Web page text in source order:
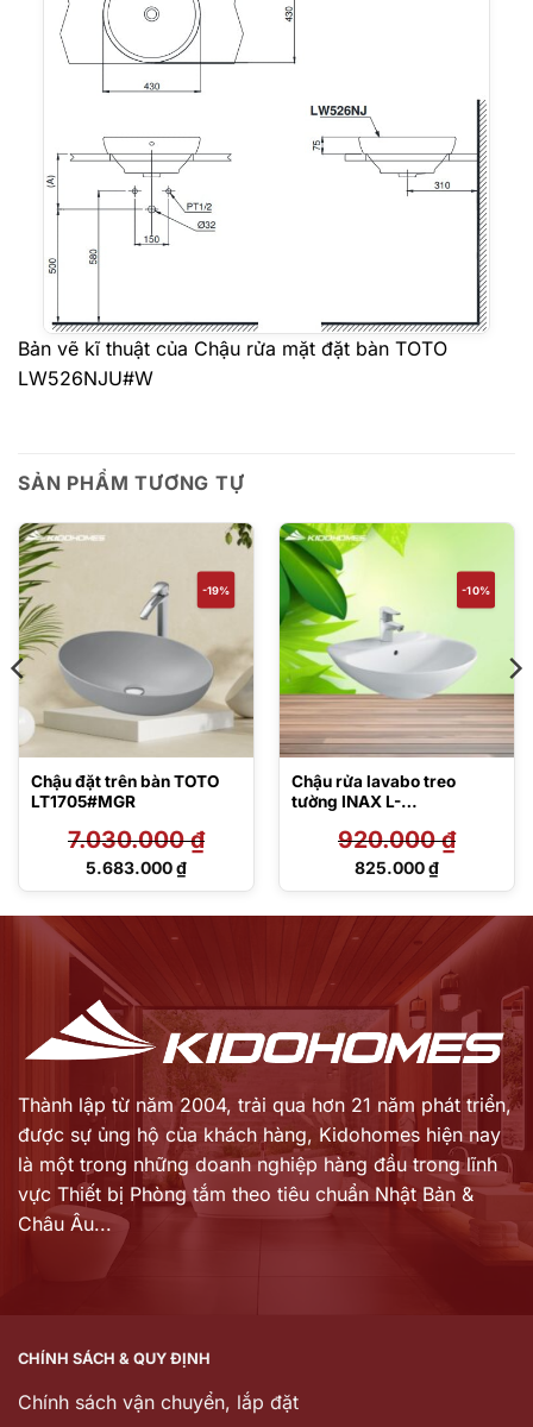
Bản vẽ kĩ thuật của Chậu rửa mặt đặt bàn TOTO
LW526NJU#W
SẢN PHẨM TƯƠNG TỰ
-19%
Chậu đặt trên bàn TOTO
LT1705#MGR
7.030.000₫
Giá
5.683.000₫
Giá
-10%
Chậu rửa lavabo treo
tường INAX L-
285VEC/BCW1
920.000₫
Giá
825.000₫
Giá
825.000 ₫.
Thành lập từ năm 2004, trải qua hơn 21 năm phát triển,
được sự ủng hộ của khách hàng, Kidohomes hiện nay
là một trong những doanh nghiệp hàng đầu trong lĩnh
vực Thiết bị Phòng tắm theo tiêu chuẩn Nhật Bản &
Châu Âu...
CHÍNH SÁCH & QUY ĐỊNH
Chính sách vận chuyển, lắp đặt